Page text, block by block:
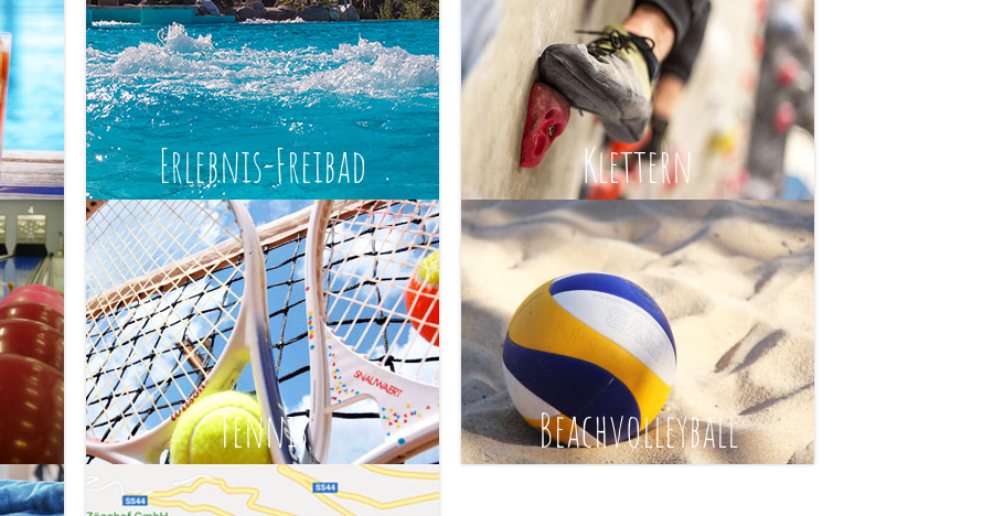
Erlebnis-Freibad Klettern
Tennis Beachvolleyball